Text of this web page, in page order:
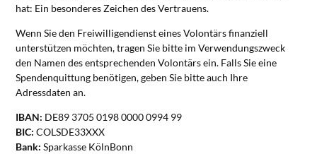
hat: Ein besonderes Zeichen des Vertrauens.
Wenn Sie den Freiwilligendienst eines Volontärs finanziell
unterstützen möchten, tragen Sie bitte im Verwendungszweck
den Namen des entsprechenden Volontärs ein. Falls Sie eine
Spendenquittung benötigen, geben Sie bitte auch Ihre
Adressdaten an.
IBAN: DE89 3705 0198 0000 0994 99
BIC: COLSDE33XXX
Bank: Sparkasse KölnBonn